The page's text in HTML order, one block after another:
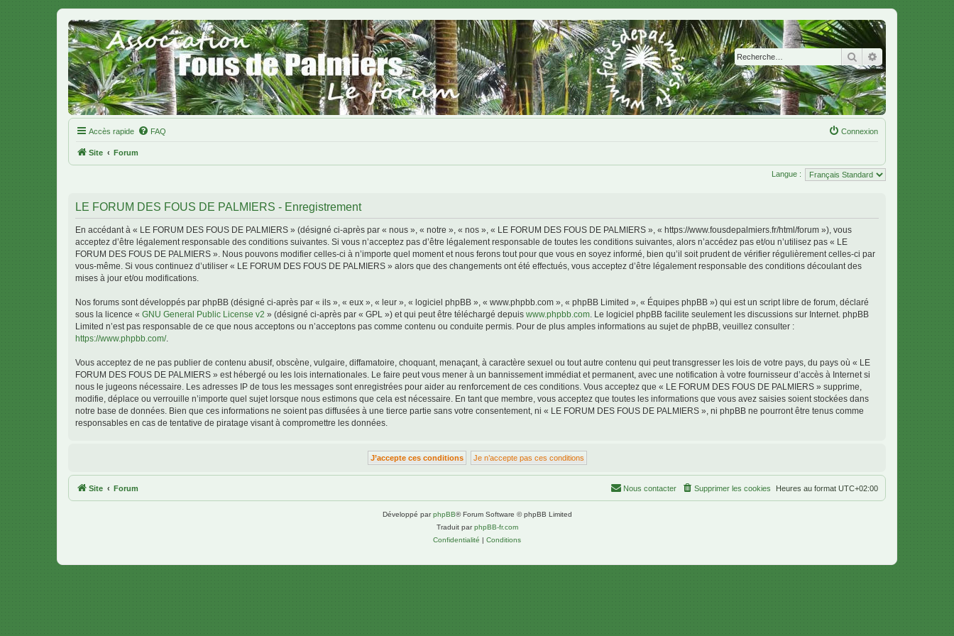
Rechercher
Accès rapide FAQ Connexion
Site Forum
Langue :
LE FORUM DES FOUS DE PALMIERS - Enregistrement
En accédant à « LE FORUM DES FOUS DE PALMIERS » (désigné ci-après par « nous », « notre », « nos », « LE FORUM DES FOUS DE PALMIERS », « https://www.fousdepalmiers.fr/html/forum »), vous
acceptez d’être légalement responsable des conditions suivantes. Si vous n’acceptez pas d’être légalement responsable de toutes les conditions suivantes, alors n’accédez pas et/ou n’utilisez pas « LE
FORUM DES FOUS DE PALMIERS ». Nous pouvons modifier celles-ci à n’importe quel moment et nous ferons tout pour que vous en soyez informé, bien qu’il soit prudent de vérifier régulièrement celles-ci par
vous-même. Si vous continuez d’utiliser « LE FORUM DES FOUS DE PALMIERS » alors que des changements ont été effectués, vous acceptez d’être légalement responsable des conditions découlant des
mises à jour et/ou modifications.
Nos forums sont développés par phpBB (désigné ci-après par « ils », « eux », « leur », « logiciel phpBB », « www.phpbb.com », « phpBB Limited », « Équipes phpBB ») qui est un script libre de forum, déclaré
sous la licence « GNU General Public License v2 » (désigné ci-après par « GPL ») et qui peut être téléchargé depuis www.phpbb.com . Le logiciel phpBB facilite seulement les discussions sur Internet. phpBB
Limited n’est pas responsable de ce que nous acceptons ou n’acceptons pas comme contenu ou conduite permis. Pour de plus amples informations au sujet de phpBB, veuillez consulter :
https://www.phpbb.com/.
Vous acceptez de ne pas publier de contenu abusif, obscène, vulgaire, diffamatoire, choquant, menaçant, à caractère sexuel ou tout autre contenu qui peut transgresser les lois de votre pays, du pays où « LE
FORUM DES FOUS DE PALMIERS » est hébergé ou les lois internationales. Le faire peut vous mener à un bannissement immédiat et permanent, avec une notification à votre fournisseur d’accès à Internet si
nous le jugeons nécessaire. Les adresses IP de tous les messages sont enregistrées pour aider au renforcement de ces conditions. Vous acceptez que « LE FORUM DES FOUS DE PALMIERS » supprime,
modifie, déplace ou verrouille n’importe quel sujet lorsque nous estimons que cela est nécessaire. En tant que membre, vous acceptez que toutes les informations que vous avez saisies soient stockées dans
notre base de données. Bien que ces informations ne soient pas diffusées à une tierce partie sans votre consentement, ni « LE FORUM DES FOUS DE PALMIERS », ni phpBB ne pourront être tenus comme
responsables en cas de tentative de piratage visant à compromettre les données.
Site Forum Heures au format UTC+02:00
Supprimer les cookies
Nous contacter
Développé parphpBB® Forum Software © phpBB Limited
Traduit parphpBB-fr.com
Confidentialité | Conditions